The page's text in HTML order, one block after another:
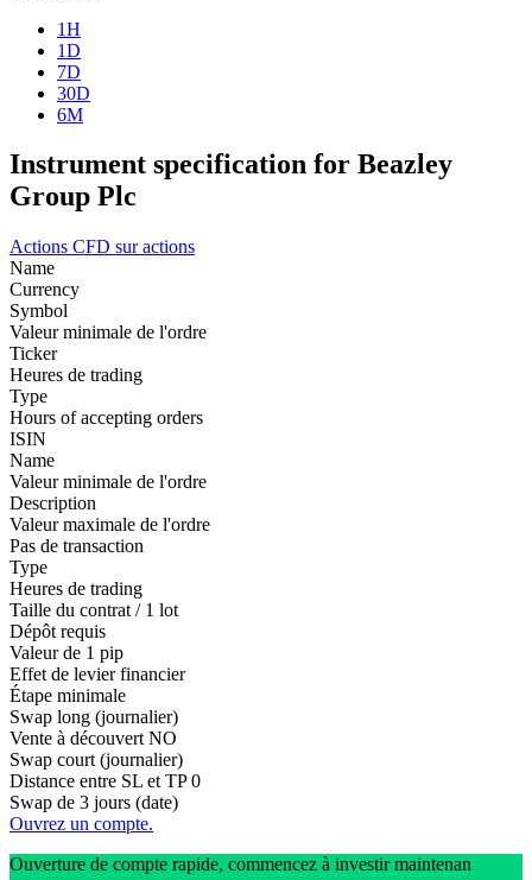
1H
1D
7D
30D
6M
Instrument specification for Beazley
Group Plc
Actions CFD sur actions
Name
Currency
Symbol
Valeur minimale de l'ordre
Ticker
Heures de trading
Type
Hours of accepting orders
ISIN
Name
Valeur minimale de l'ordre
Description
Valeur maximale de l'ordre
Pas de transaction
Type
Heures de trading
Taille du contrat / 1 lot
Dépôt requis
Valeur de 1 pip
Effet de levier financier
Étape minimale
Swap long (journalier)
Vente à découvert NO
Swap court (journalier)
Distance entre SL et TP 0
Swap de 3 jours (date)
Ouvrez un compte.
Ouverture de compte rapide, commencez à investir maintenan